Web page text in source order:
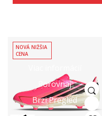
Porovnaj
Brzi Pregled
NOVÁ NIŽŠIA
CENA